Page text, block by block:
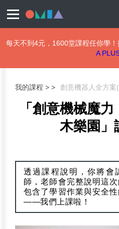
每天不到4元，1600堂課程任你學
A
我的課程 > 創意機器人全方案
「創意機械魔
木樂園」
透過課程說明，你將會
師，老師會完整說明這
包含了學習作業與安全
——我們上課啦！